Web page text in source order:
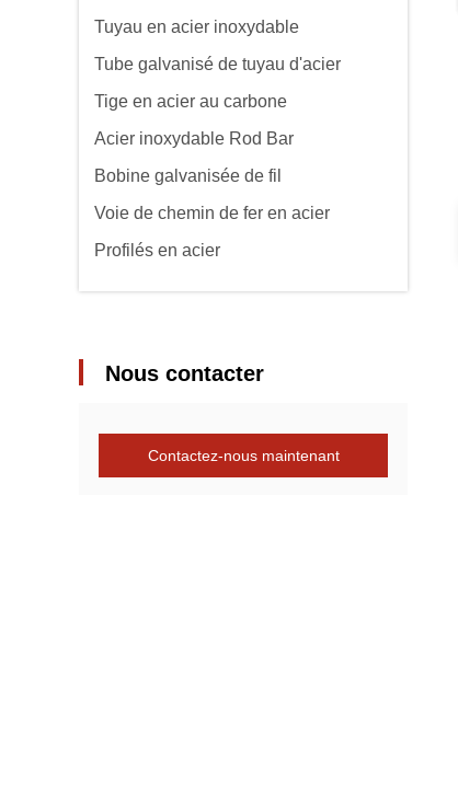
Tuyau en acier inoxydable
Tube galvanisé de tuyau d'acier
Tige en acier au carbone
Acier inoxydable Rod Bar
Bobine galvanisée de fil
Voie de chemin de fer en acier
Profilés en acier
Nous contacter
Contactez-nous maintenant